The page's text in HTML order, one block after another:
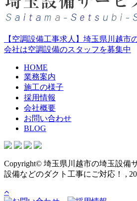
【空調設備工事求人】埼玉県川越市
会社は空調設備のスタッフを募集中
HOME
業務案内
施工の様子
採用情報
会社概要
お問い合わせ
BLOG
Copyright© 埼玉県川越市の埼玉設備
設備などのダクト工事にご対応！ ,